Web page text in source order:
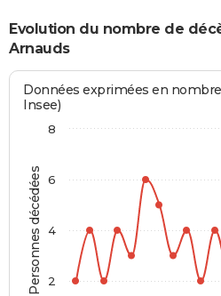
Evolution du nombre de
Arnauds
Personnes décédées
Données exprimées en nombre
Insee)
2
4
6
8